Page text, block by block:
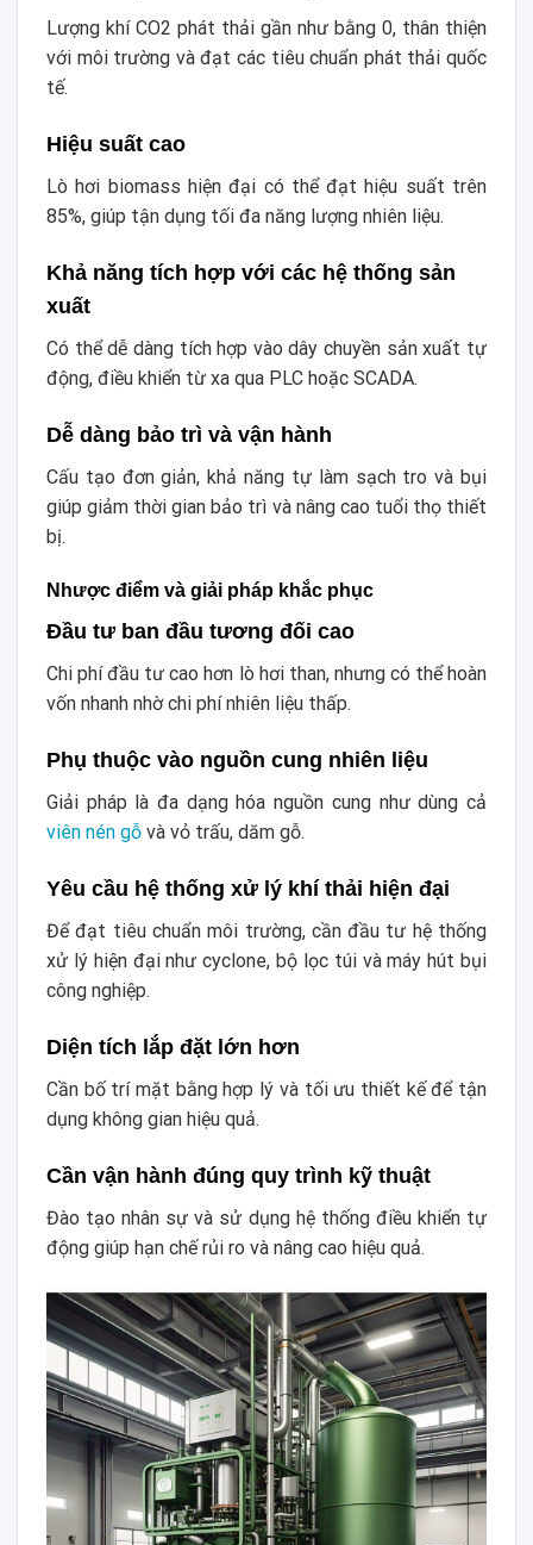
Lượng khí CO2 phát thải gần như bằng 0, thân thiện
với môi trường và đạt các tiêu chuẩn phát thải quốc
tế.
Hiệu suất cao
Lò hơi biomass hiện đại có thể đạt hiệu suất trên
85%, giúp tận dụng tối đa năng lượng nhiên liệu.
Khả năng tích hợp với các hệ thống sản
xuất
Có thể dễ dàng tích hợp vào dây chuyền sản xuất tự
động, điều khiển từ xa qua PLC hoặc SCADA.
Dễ dàng bảo trì và vận hành
Cấu tạo đơn giản, khả năng tự làm sạch tro và bụi
giúp giảm thời gian bảo trì và nâng cao tuổi thọ thiết
bị.
Nhược điểm và giải pháp khắc phục
Đầu tư ban đầu tương đối cao
Chi phí đầu tư cao hơn lò hơi than, nhưng có thể hoàn
vốn nhanh nhờ chi phí nhiên liệu thấp.
Phụ thuộc vào nguồn cung nhiên liệu
Giải pháp là đa dạng hóa nguồn cung như dùng cả
viên nén gỗ và vỏ trấu, dăm gỗ.
Yêu cầu hệ thống xử lý khí thải hiện đại
Để đạt tiêu chuẩn môi trường, cần đầu tư hệ thống
xử lý hiện đại như cyclone, bộ lọc túi và máy hút bụi
công nghiệp.
Diện tích lắp đặt lớn hơn
Cần bố trí mặt bằng hợp lý và tối ưu thiết kế để tận
dụng không gian hiệu quả.
Cần vận hành đúng quy trình kỹ thuật
Đào tạo nhân sự và sử dụng hệ thống điều khiển tự
động giúp hạn chế rủi ro và nâng cao hiệu quả.